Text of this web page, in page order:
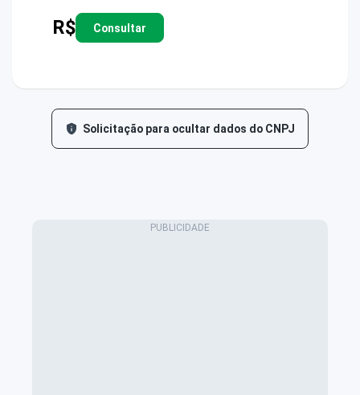
R$ Consultar
Solicitação para ocultar dados do CNPJ